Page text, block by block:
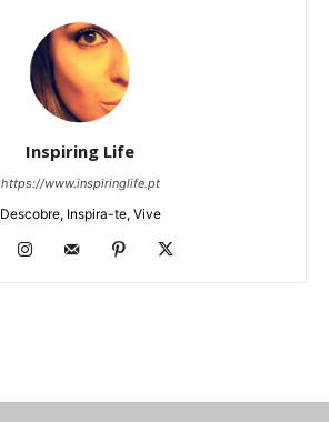
Inspiring Life
https://www.inspiringlife.pt
Descobre, Inspira-te, Vive